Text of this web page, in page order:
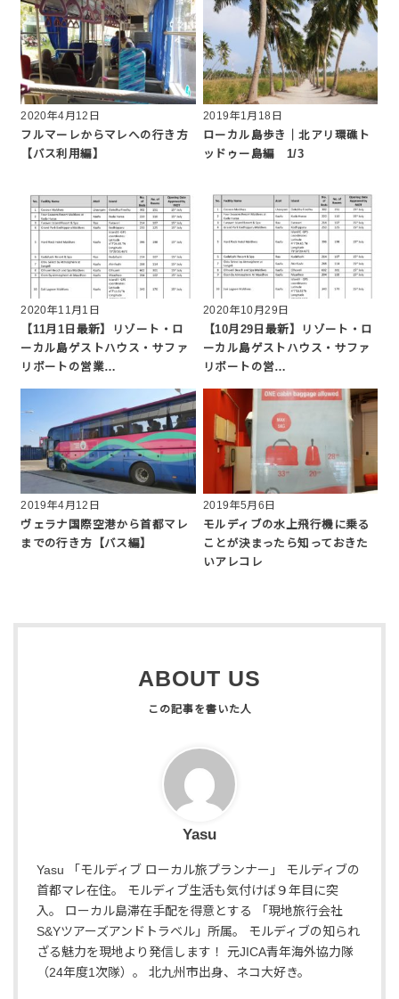
2020年4月12日
フルマーレからマレへの行き方
【バス利用編】
2019年1月18日
ローカル島歩き｜北アリ環礁ト
ッドゥー島編 1/3
2020年11月1日
【11月1日最新】リゾート・ロ
ーカル島ゲストハウス・サファ
リボートの営業…
2020年10月29日
【10月29日最新】リゾート・ロ
ーカル島ゲストハウス・サファ
リボートの営…
2019年4月12日
ヴェラナ国際空港から首都マレ
までの行き方【バス編】
2019年5月6日
モルディブの水上飛行機に乗る
ことが決まったら知っておきた
いアレコレ
ABOUT US
Yasu
Yasu 「モルディブ ローカル旅プランナー」 モルディブの
首都マレ在住。 モルディブ生活も気付けば９年目に突
入。 ローカル島滞在手配を得意とする 「現地旅行会社
S&Yツアーズアンドトラベル」所属。 モルディブの知られ
ざる魅力を現地より発信します！ 元JICA青年海外協力隊
（24年度1次隊）。 北九州市出身、ネコ大好き。